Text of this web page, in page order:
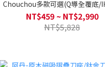
Chouchou多款可選(Q導全覆底/
用，不挑爐具)
NT$459 ~ NT$2,990
NT$5,828